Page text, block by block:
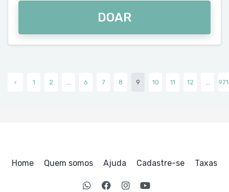
DOAR
‹ 1 2 ... 6 7 8 9 10 11 12 ...
Home Quem somos Ajuda Cadastre-se Taxas